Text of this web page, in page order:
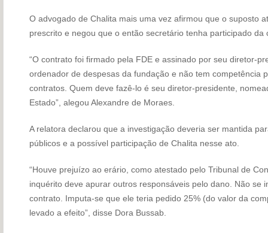
O advogado de Chalita mais uma vez afirmou que o suposto
prescrito e negou que o então secretário tenha participado da
“O contrato foi firmado pela FDE e assinado por seu diretor-
ordenador de despesas da fundação e não tem competência
contratos. Quem deve fazê-lo é seu diretor-presidente,
Estado”, alegou Alexandre de Moraes.
A relatora declarou que a investigação deveria ser mantida
públicos e a possível participação de Chalita nesse ato.
“Houve prejuízo ao erário, como atestado pelo Tribunal de
inquérito deve apurar outros responsáveis pelo dano. Não se
contrato. Imputa-se que ele teria pedido 25% (do valor da
levado a efeito”, disse Dora Bussab.